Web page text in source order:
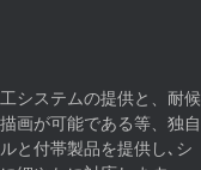
システムの提供と、耐候
画が可能である等、独自
と付帯製品を提供し､シ